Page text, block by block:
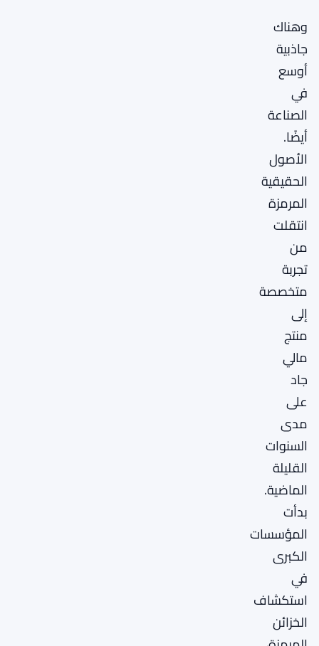
وهناك
جاذبية
أوسع
في
الصناعة
أيضًا.
الأصول
الحقيقية
المرمزة
انتقلت
من
تجربة
متخصصة
إلى
منتج
مالي
جاد
على
مدى
السنوات
القليلة
الماضية.
بدأت
المؤسسات
الكبرى
في
استكشاف
الخزائن